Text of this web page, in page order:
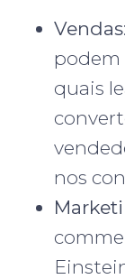
Vendas
podem
quais
nos